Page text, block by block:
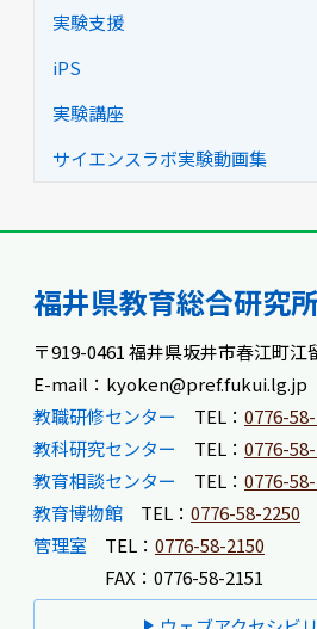
実験支援
iPS
実験講座
サイエンスラボ実験動画集
福井県教育総合研究
〒919-0461 福井県坂井市春江町江
E-mail：kyoken@pref.fukui.lg.jp
教職研修センター
TEL： 0776-
教科研究センター
TEL： 0776-
教育相談センター
TEL： 0776-
教育博物館
TEL： 0776-58-2250
管理室
TEL： 0776-58-2150
FAX：0776-58-2151